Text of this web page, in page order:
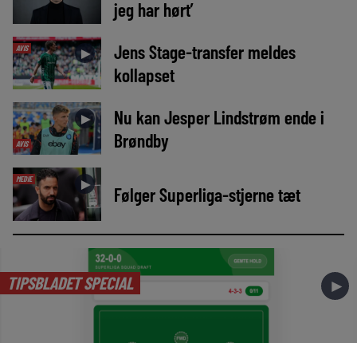
jeg har hørt’
AVIS ►
Jens Stage-transfer meldes
kollapset
AVIS
►
Nu kan Jesper Lindstrøm ende i
Brøndby
MEDIE ► Følger Superliga-stjerne tæt
TIPSBLADET SPECIAL ►